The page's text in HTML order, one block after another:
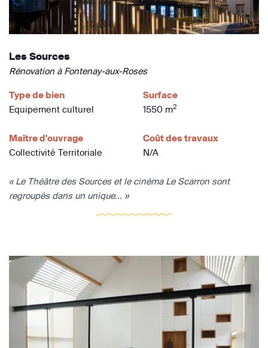
Les Sources
Rénovation à Fontenay-aux-Roses
Type de bien
Equipement culturel
Surface
1550 m2
Maître d'ouvrage
Collectivité Territoriale
Coût des travaux
N/A
« Le Théâtre des Sources et le cinéma Le Scarron sont
regroupés dans un unique... »